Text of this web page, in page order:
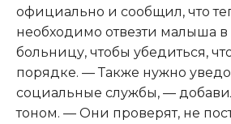
официально и сообщил, что
необходимо отвезти малыша
больницу, чтобы убедиться,
порядке. — Также нужно
социальные службы, —
тоном. — Они проверят, не